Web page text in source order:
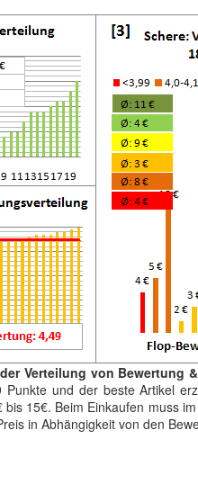
Verteilung von Bewertung
Punkte und der beste Artikel
bis 15€. Beim Einkaufen muss
in Abhängigkeit von den